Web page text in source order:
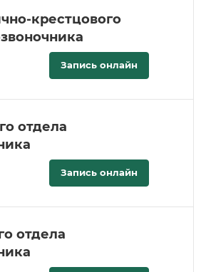
крестцового
Запись онлайн
отдела
Запись онлайн
отдела